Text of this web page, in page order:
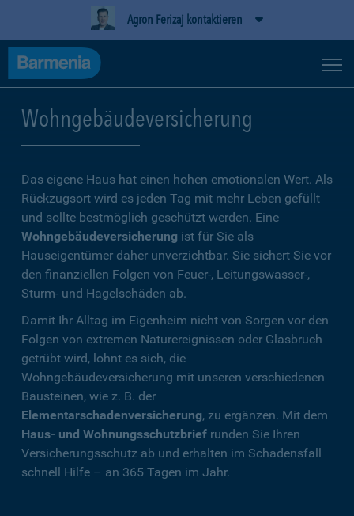
Agron Ferizaj kontaktieren
Wohngebäudeversicherung
Das eigene Haus hat einen hohen emotionalen Wert. Als
Rückzugsort wird es jeden Tag mit mehr Leben gefüllt
und sollte bestmöglich geschützt werden. Eine
Wohngebäudeversicherung ist für Sie als
Hauseigentümer daher unverzichtbar. Sie sichert Sie vor
den finanziellen Folgen von Feuer-, Leitungswasser-,
Sturm- und Hagelschäden ab.
Damit Ihr Alltag im Eigenheim nicht von Sorgen vor den
Folgen von extremen Naturereignissen oder Glasbruch
getrübt wird, lohnt es sich, die
Wohngebäudeversicherung mit unseren verschiedenen
Bausteinen, wie z. B. der
Elementarschadenversicherung, zu ergänzen. Mit dem
Haus- und Wohnungsschutzbrief runden Sie Ihren
Versicherungsschutz ab und erhalten im Schadensfall
schnell Hilfe – an 365 Tagen im Jahr.